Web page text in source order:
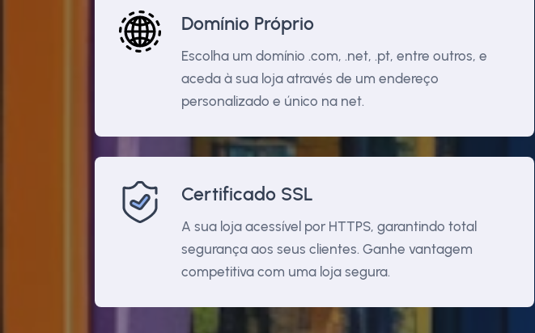
Domínio Próprio
Escolha um domínio .com, .net, .pt, entre outros, e
aceda à sua loja através de um endereço
personalizado e único na net.
Certificado SSL
A sua loja acessível por HTTPS, garantindo total
segurança aos seus clientes. Ganhe vantagem
competitiva com uma loja segura.